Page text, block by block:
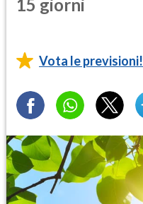
15 giorni
Vota le previsioni!